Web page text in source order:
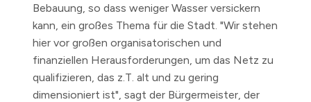
Bebauung, so dass weniger Wasser versickern
kann, ein großes Thema für die Stadt. "Wir stehen
hier vor großen organisatorischen und
finanziellen Herausforderungen, um das Netz zu
qualifizieren, das z.T. alt und zu gering
dimensioniert ist", sagt der Bürgermeister, der